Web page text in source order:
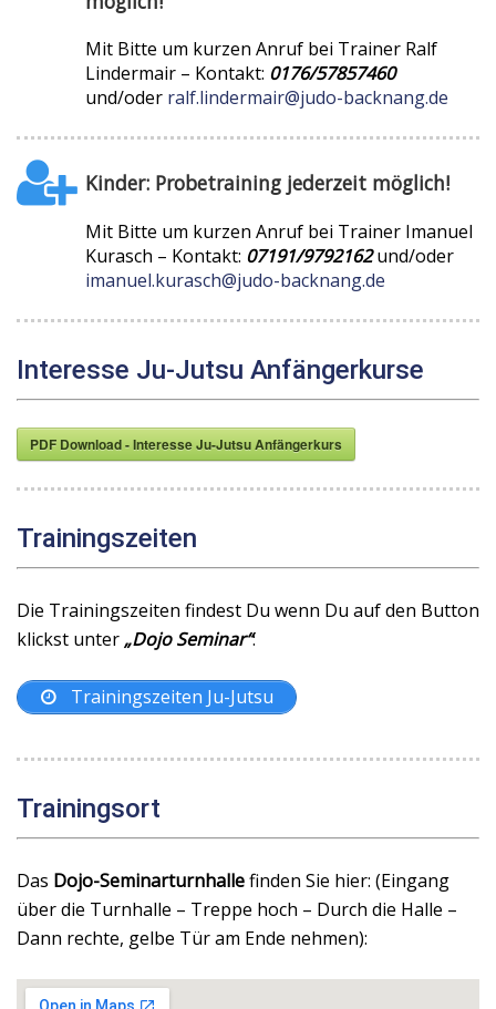
Mit Bitte um kurzen Anruf bei Trainer Ralf
Lindermair – Kontakt: 0176/57857460
und/oder ralf.lindermair@judo-backnang.de
Kinder: Probetraining jederzeit möglich!
Mit Bitte um kurzen Anruf bei Trainer Imanuel
Kurasch – Kontakt: 07191/9792162und/oder
imanuel.kurasch@judo-backnang.de
Interesse Ju-Jutsu Anfängerkurse
PDF Download - Interesse Ju-Jutsu Anfängerkurs
Trainingszeiten
Die Trainingszeiten findest Du wenn Du auf den Button
klickst unter „Dojo Seminar“:
Trainingszeiten Ju-Jutsu
Trainingsort
Das Dojo-Seminarturnhallefinden Sie hier: (Eingang
über die Turnhalle – Treppe hoch – Durch die Halle –
Dann rechte, gelbe Tür am Ende nehmen):